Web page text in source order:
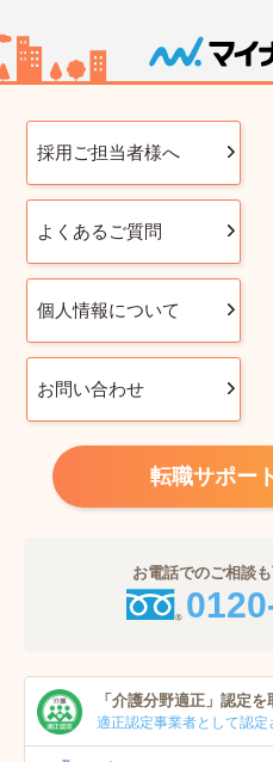
採用ご担当者様へ
よくあるご質問
個人情報について
お問い合わせ
転職サポー
お電話でのご相談
「介護分野適正」 認定を
適正認定事業者として認定